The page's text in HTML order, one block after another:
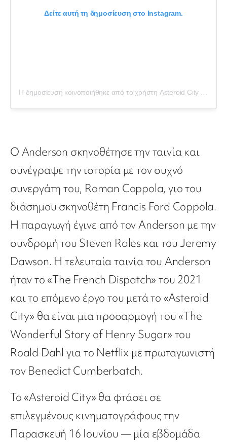
Δείτε αυτή τη δημοσίευση στο Instagram.
Η δημοσίευση κοινοποιήθηκε από το χρήστη Asteroid City (@asteroidcity)
Ο Anderson σκηνοθέτησε την ταινία και
συνέγραψε την ιστορία με τον συχνό
συνεργάτη του, Roman Coppola, γιο του
διάσημου σκηνοθέτη Francis Ford Coppola.
Η παραγωγή έγινε από τον Anderson με την
συνδρομή του Steven Rales και του Jeremy
Dawson. Η τελευταία ταινία του Anderson
ήταν το «The French Dispatch» του 2021
και το επόμενο έργο του μετά το «Asteroid
City» θα είναι μια προσαρμογή του «The
Wonderful Story of Henry Sugar» του
Roald Dahl για το Netflix με πρωταγωνιστή
τον Benedict Cumberbatch.
Το «Asteroid City» θα φτάσει σε
επιλεγμένους κινηματογράφους την
Παρασκευή 16 Ιουνίου — μία εβδομάδα